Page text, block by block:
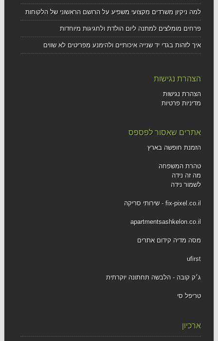
למה ניקיון משרדים מקצועי משפיע על הרושם הראשוני של הלקוחות
פרחים מומלצים למתנה ליום הולדת ולחגיגות מיוחדות
איך לזהות בגדי יד שנייה איכותיים ולהימנע מפריטים לא שווים
הצהרת נגישות
הצהרת נגישות
מדיניות פרטיות
אתרים שאסור לפספס
הזמנת חופשה בארץ
טהרת המשפחה
מה זה נידה
לשמור נידה
fix-pixel.co.il - שירותי סריקה
apartmentsashkelon.co.il
מסה מדיה קידום אתרים
ufirst
ג׳ק קובה - הלבשה תחתונה יוקרתית
טריפל סי
ארכיון